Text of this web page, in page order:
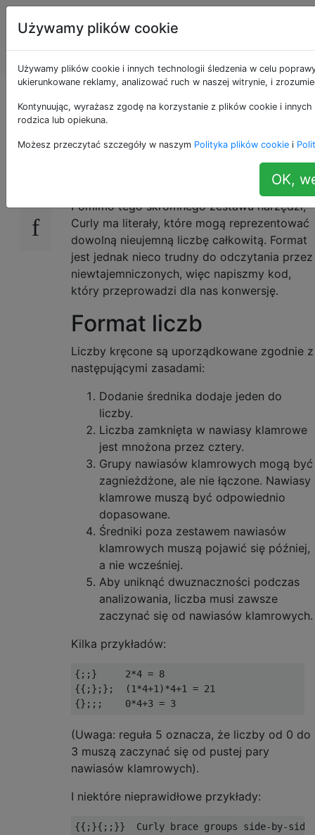
Programowanie
puzzli i Code
Golf
{Numery kręcone};
Curly programy składają się wyłącznie z
i średników
.
Pomimo tego skromnego zestawu narzędzi,
Curly ma literały, które mogą reprezentować
dowolną nieujemną liczbę całkowitą. Format
jest jednak nieco trudny do odczytania przez
niewtajemniczonych, więc napiszmy kod,
który przeprowadzi dla nas konwersję.
Format liczb
Liczby kręcone są uporządkowane zgodnie z
następującymi zasadami:
Dodanie średnika dodaje jeden do
liczby.
Liczba zamknięta w nawiasy klamrowe
jest mnożona przez cztery.
Grupy nawiasów klamrowych mogą być
zagnieżdżone, ale nie łączone. Nawiasy
klamrowe muszą być odpowiednio
dopasowane.
Średniki poza zestawem nawiasów
klamrowych muszą pojawić się później,
a nie wcześniej.
Aby uniknąć dwuznaczności podczas
analizowania, liczba musi zawsze
zaczynać się od nawiasów klamrowych.
Kilka przykładów:
{;;}     2*4 = 8
{{;};};  (1*4+1)*4+1 = 21
(Uwaga: reguła 5 oznacza, że ​​liczby od 0 do
3 muszą zaczynać się od pustej pary
nawiasów klamrowych).
I niektóre nieprawidłowe przykłady:
{{;}{;;}}  Curly brace groups side-by-
Używamy plików cookie
Używamy plików cookie i innych technologii śledzenia w celu
ukierunkowane reklamy, analizować ruch w naszej witrynie, i
Kontynuując, wyrażasz zgodę na korzystanie z plików cookie i
rodzica lub opiekuna.
Możesz przeczytać szczegóły w naszym Polityka plików cookie i
OK,